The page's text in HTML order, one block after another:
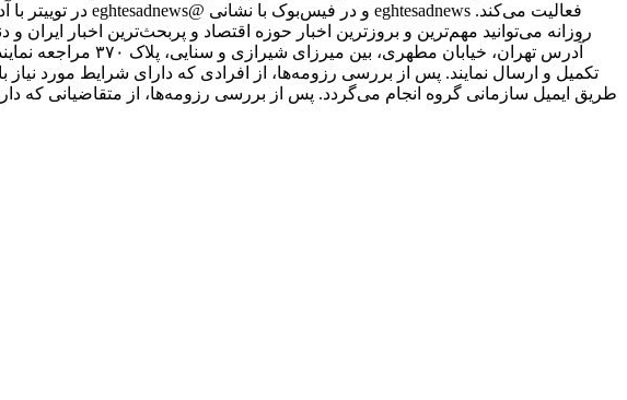
روزانه می‌توانید مهم‌ترین و بروزترین اخبار حوزه اقتصاد و پربحث‌ترین اخبار ایران
آدرس تهران،
طریق ایمیل سازمانی گروه انجام می‌گردد. پس از بررسی رزومه‌ها، از متقاضیانی که